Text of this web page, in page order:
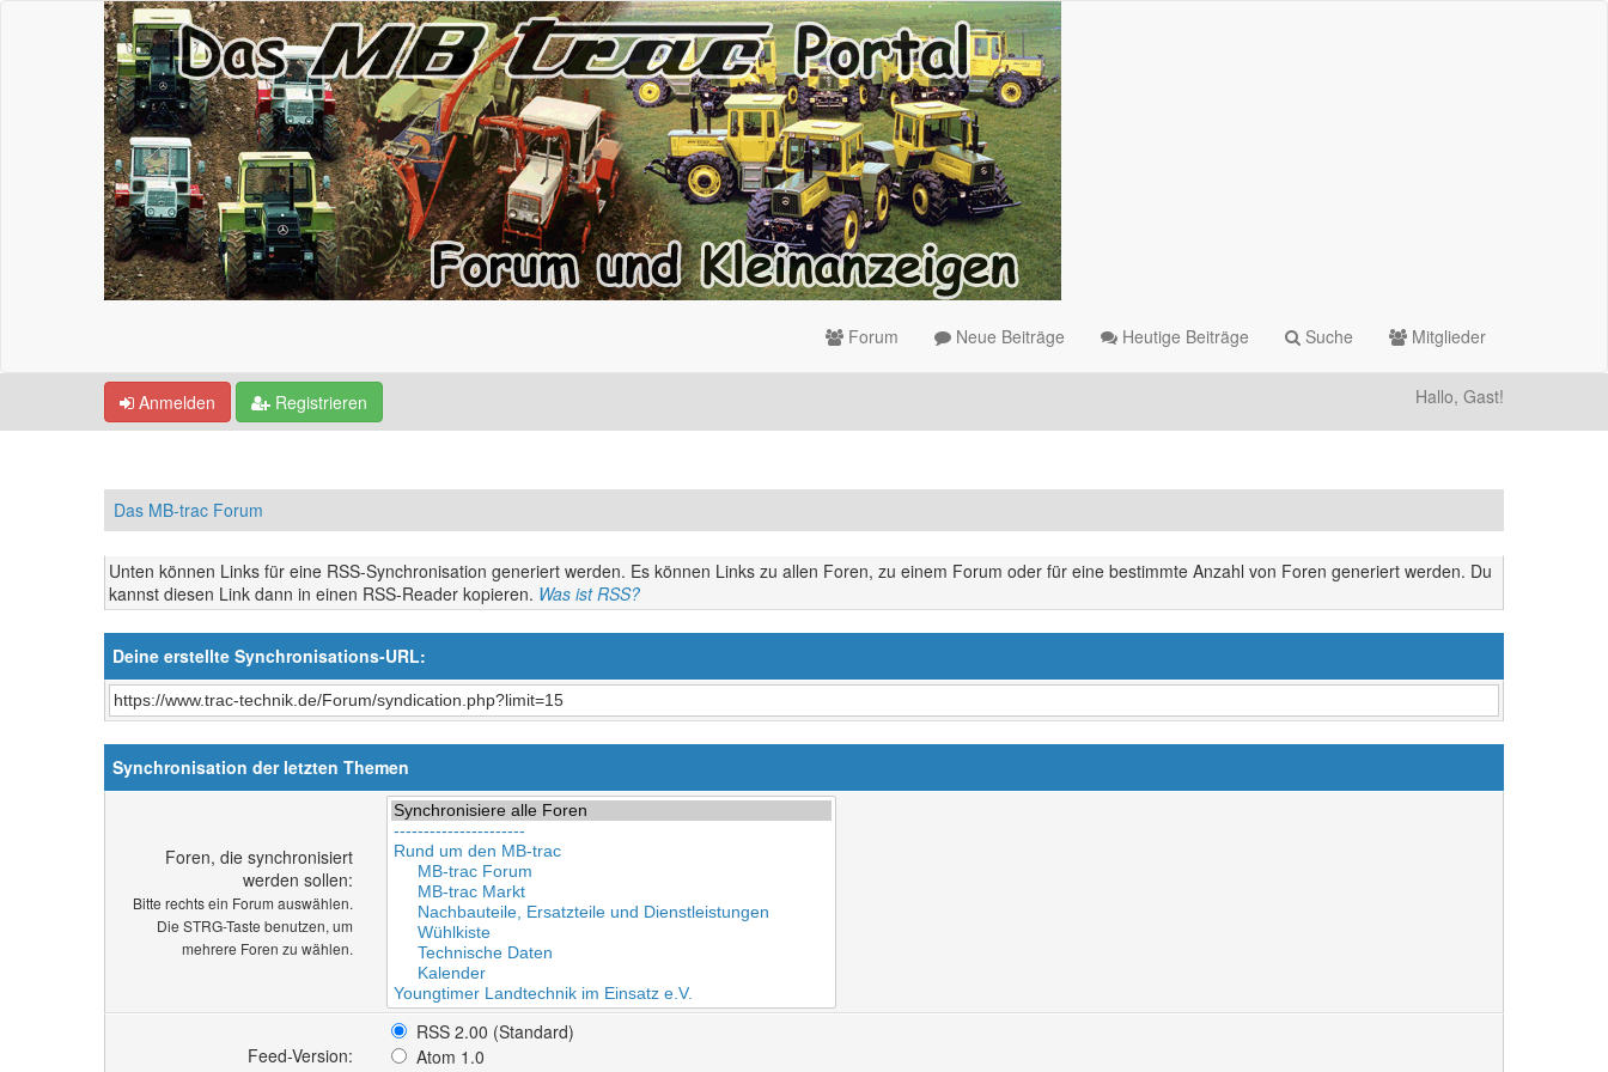
Forum Neue Beiträge Heutige Beiträge Suche Mitglieder
Anmelden Registrieren Hallo, Gast!
Das MB-trac Forum
Unten können Links für eine RSS-Synchronisation generiert werden. Es können Links zu allen Foren, zu einem Forum oder für eine bestimmte Anzahl von Foren generiert werden. Du
kannst diesen Link dann in einen RSS-Reader kopieren. Was ist RSS?
Deine erstellte Synchronisations-URL:
Synchronisation der letzten Themen
Foren, die synchronisiert
werden sollen:
Bitte rechts ein Forum auswählen.
Die STRG-Taste benutzen, um
mehrere Foren zu wählen.
Feed-Version:
RSS 2.00 (Standard)
Atom 1.0